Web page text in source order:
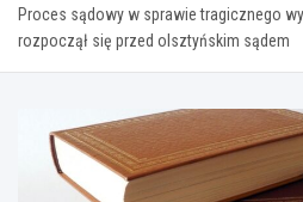
Proces sądowy w sprawie tragicznego
rozpoczął się przed olsztyńskim sądem